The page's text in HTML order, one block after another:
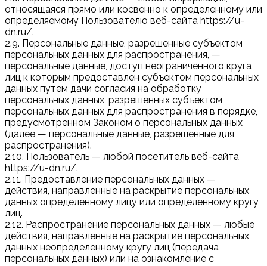
относящаяся прямо или косвенно к определенному или
определяемому Пользователю веб-сайта https://u-
dn.ru/.
2.9. Персональные данные, разрешенные субъектом
персональных данных для распространения, —
персональные данные, доступ неограниченного круга
лиц к которым предоставлен субъектом персональных
данных путем дачи согласия на обработку
персональных данных, разрешенных субъектом
персональных данных для распространения в порядке,
предусмотренном Законом о персональных данных
(далее — персональные данные, разрешенные для
распространения).
2.10. Пользователь — любой посетитель веб-сайта
https://u-dn.ru/.
2.11. Предоставление персональных данных —
действия, направленные на раскрытие персональных
данных определенному лицу или определенному кругу
лиц.
2.12. Распространение персональных данных — любые
действия, направленные на раскрытие персональных
данных неопределенному кругу лиц (передача
персональных данных) или на ознакомление с